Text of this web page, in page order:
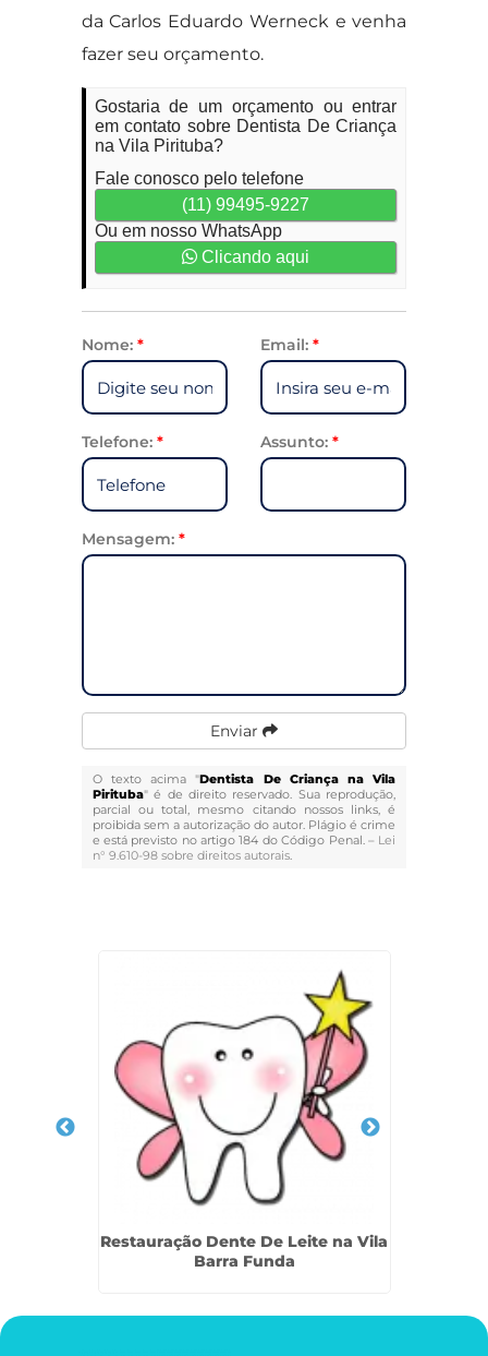
da Carlos Eduardo Werneck e venha
fazer seu orçamento.
Gostaria de um orçamento ou entrar
em contato sobre Dentista De Criança
na Vila Pirituba?
Fale conosco pelo telefone
(11) 99495-9227
Ou em nosso WhatsApp
Clicando aqui
Nome: * Email: *
Telefone: * Assunto: *
Mensagem: *
Enviar
O texto acima "Dentista De Criança na Vila
Pirituba" é de direito reservado. Sua reprodução,
parcial ou total, mesmo citando nossos links, é
proibida sem a autorização do autor. Plágio é crime
e está previsto no artigo 184 do Código Penal. – Lei
n° 9.610-98 sobre direitos autorais.
Restauração Dente De Leite na Vila
Barra Funda